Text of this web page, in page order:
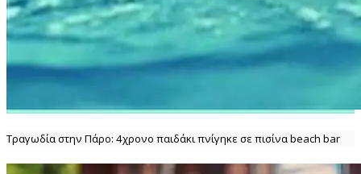
Τραγωδία στην Πάρο: 4χρονο παιδάκι πνίγηκε σε πισίνα beach bar